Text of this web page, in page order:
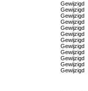
Gewijzigd
Gewijzigd
Gewijzigd
Gewijzigd
Gewijzigd
Gewijzigd
Gewijzigd
Gewijzigd
Gewijzigd
Gewijzigd
Gewijzigd
Gewijzigd